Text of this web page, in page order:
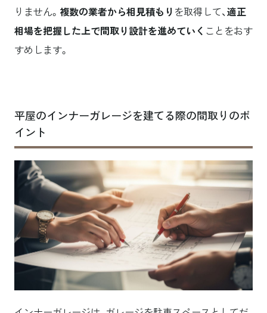
りません。 複数の業者から相見積もり を取得して、適正
相場を把握した上で間取り設計を進めていく ことをおす
すめします。
平屋のインナーガレージを建てる際の間取りのポ
イント